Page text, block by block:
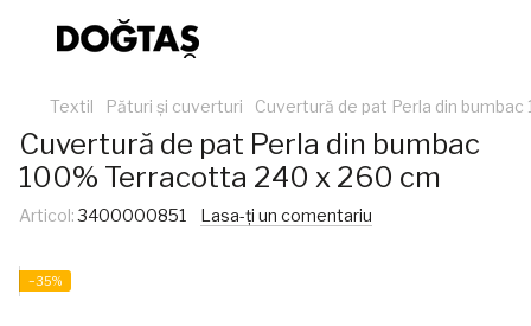
Textil Pături și cuverturi Cuvertură de pat Perla din
Cuvertură de pat Perla din bumbac
100% Terracotta 240 x 260 cm
Articol:3400000851 Lasa-ți un comentariu
−35%